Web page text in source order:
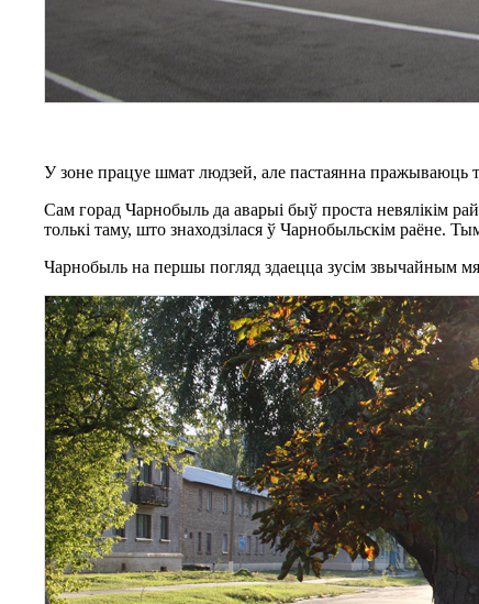
У зоне працуе шмат людзей, але пастаянна пражываюць
Сам горад Чарнобыль да аварыі быў проста невялікім
толькі таму, што знаходзілася ў Чарнобыльскім раёне.
Чарнобыль на першы погляд здаецца зусім звычайным